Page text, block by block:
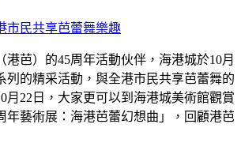
港芭）的45周年活動伙伴，海港城於10月
列的精采活動，與全港市民共享芭蕾舞的
月22日，大家更可以到海港城美術館觀賞
年藝術展：海港芭蕾幻想曲」，回顧港芭